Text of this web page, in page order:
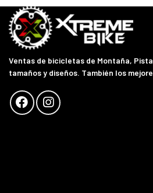
Ventas de bicicletas de Montaña,
tamaños y diseños. También los